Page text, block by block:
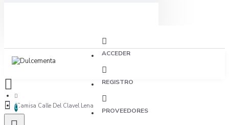
ACCEDER
REGISTRO
PROVEEDORES
0Camisa Calle Del Clavel Lena